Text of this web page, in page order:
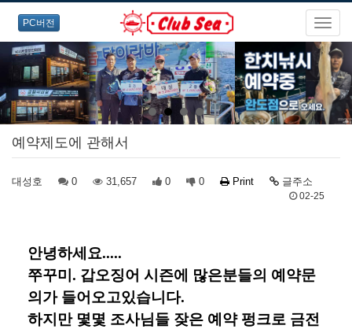
PC버전
예약제도에 관해서
대성호 0 31,657 0 0 Print 글주소
02-25
안녕하세요.....
쭈꾸미. 갑오징어 시즌에 많은분들의 예약문
의가 들어오고있습니다.
하지만 몇몇 조사님들 잦은 예약 펑크로 금전